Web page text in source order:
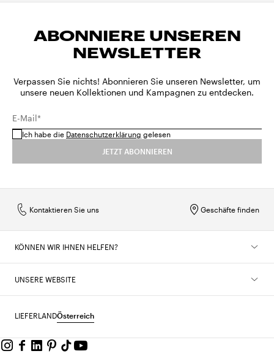
ABONNIERE UNSEREN
NEWSLETTER
Verpassen Sie nichts! Abonnieren Sie unseren Newsletter, um
unsere neuen Kollektionen und Kampagnen zu entdecken.
E-Mail*
Ich habe die Datenschutzerklärung gelesen
JETZT ABONNIEREN
Geschäfte finden
Kontaktieren Sie uns
KÖNNEN WIR IHNEN HELFEN?
UNSERE WEBSITE
LIEFERLANDÖsterreich